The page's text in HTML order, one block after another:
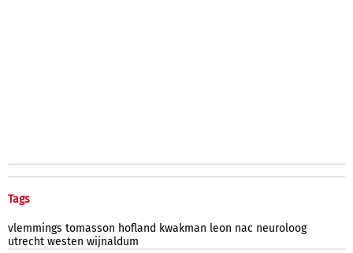
Tags
vlemmings tomasson hofland kwakman leon nac neuroloog
utrecht westen wijnaldum